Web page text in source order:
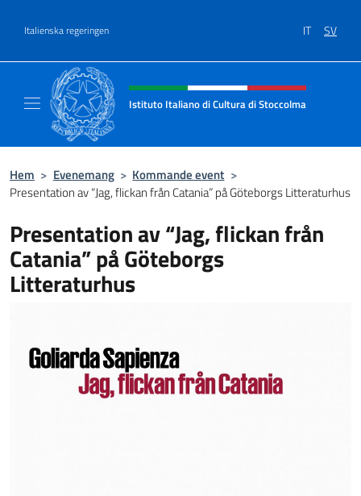
Italienska regeringen IT SV
Header, social and menu of site
Istituto Italiano di Cultura di Stoccolma
Hem > Evenemang > Kommande event >
Presentation av “Jag, flickan från Catania” på Göteborgs Litteraturhus
Presentation av “Jag, flickan från
Catania” på Göteborgs
Litteraturhus